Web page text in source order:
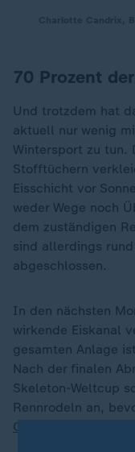
70 Prozent
Und trotzdem hat
aktuell nur wenig
Wintersport zu tun.
Stofftüchern
Eisschicht vor
weder Wege noch
dem zuständigen
sind allerdings
abgeschlossen.
In den nächsten
wirkende Eiskanal
gesamten Anlage
Nach der finalen
Skeleton-Weltcup
Rennrodeln an,
Olympia-Gold